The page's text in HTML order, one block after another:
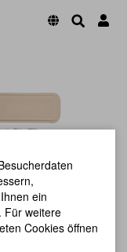
ein
Für weitere
Cookies öffnen